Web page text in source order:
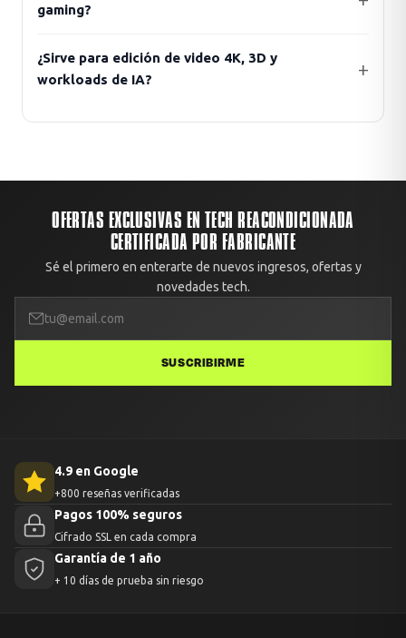
gaming?
¿Sirve para edición de video 4K, 3D y
workloads de IA?
OFERTAS EXCLUSIVAS EN TECH REACONDICIONADA
CERTIFICADA POR FABRICANTE
Sé el primero en enterarte de nuevos ingresos, ofertas y
novedades tech.
SUSCRIBIRME
4.9 en Google
+800 reseñas verificadas
Pagos 100% seguros
Cifrado SSL en cada compra
Garantía de 1 año
+ 10 días de prueba sin riesgo